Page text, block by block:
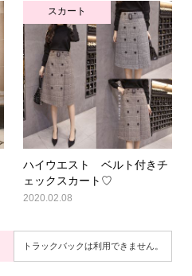
スカート
ハイウエスト ベルト付きチ
ェックスカート♡
2020.02.08
トラックバックは利用できません。